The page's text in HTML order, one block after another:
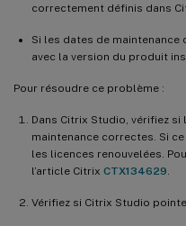
correctement définis dans
Si les dates de
avec la version du produit
Pour résoudre ce problème :
Dans Citrix Studio, vérifiez
maintenance correctes. Si
les licences renouvelées.
l’article Citrix CTX134629
Vérifiez si Citrix Studio